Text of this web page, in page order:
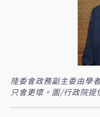
陸委會政務副主委由學
只會更壞。圖/行政院提